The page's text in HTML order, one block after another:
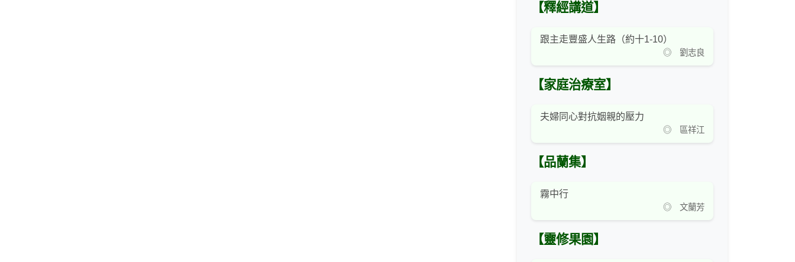
【釋經講道】
跟主走豐盛人生路（約十1-10）
◎ 劉志良
【家庭治療室】
夫婦同心對抗姻親的壓力
◎ 區祥江
【品蘭集】
霧中行
◎ 文蘭芳
【靈修果園】